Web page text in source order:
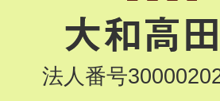
法人番号